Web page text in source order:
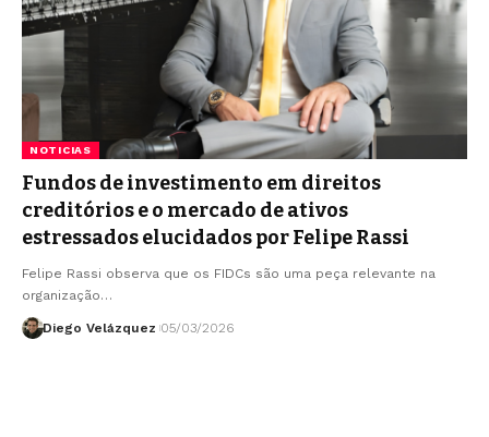
NOTICIAS
Fundos de investimento em direitos
creditórios e o mercado de ativos
estressados elucidados por Felipe Rassi
Felipe Rassi observa que os FIDCs são uma peça relevante na
organização…
Diego Velázquez 05/03/2026